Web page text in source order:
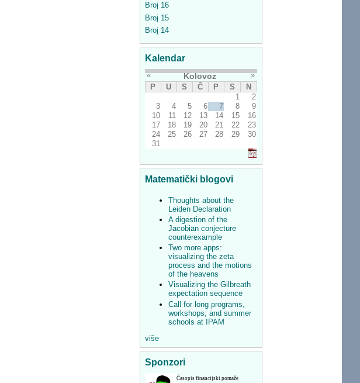
Broj 16
Broj 15
Broj 14
Kalendar
« Kolovoz
»
P
U S Č P S
N
1
2
3
4 5 6 7 8
9
10
11 12 13 14 15
16
17
18 19 20 21 22
23
24
25 26 27 28 29
30
31
Matematički blogovi
Thoughts about the
Leiden Declaration
A digestion of the
Jacobian conjecture
counterexample
Two more apps:
visualizing the zeta
process and the motions
of the heavens
Visualizing the Gilbreath
expectation sequence
Call for long programs,
workshops, and summer
schools at IPAM
više
Sponzori
Časopis financijski pomaže